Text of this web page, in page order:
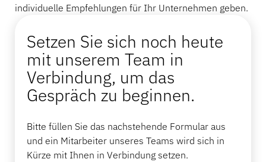
individuelle Empfehlungen für Ihr Unternehmen geben.
Setzen Sie sich noch heute
mit unserem Team in
Verbindung, um das
Gespräch zu beginnen.
Bitte füllen Sie das nachstehende Formular aus
und ein Mitarbeiter unseres Teams wird sich in
Kürze mit Ihnen in Verbindung setzen.